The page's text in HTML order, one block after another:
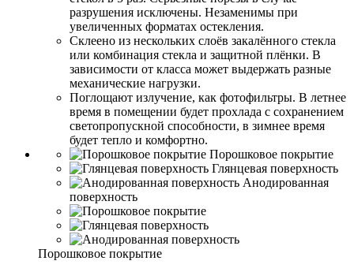
разрушения исключены. Незаменимы при
увеличенных форматах остекления.
Склеено из нескольких слоёв закалённого стекла
или комбинация стекла и защитной плёнки. В
зависимости от класса может выдержать разные
механические нагрузки.
Поглощают излучение, как фотофильтры. В летнее
время в помещении будет прохлада с сохранением
светопропускной способности, в зимнее время
будет тепло и комфортно.
Порошковое покрытие
Глянцевая поверхность
Анодированная
поверхность
Порошковое покрытие